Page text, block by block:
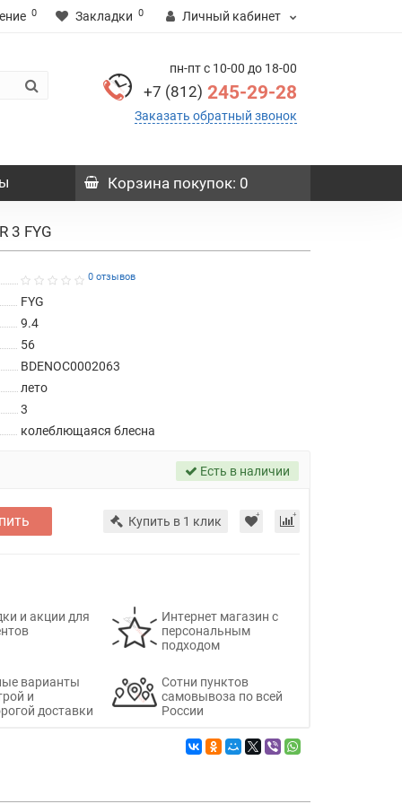
0 Закладки 0 Личный кабинет
пн-пт с 10-00 до 18-00
+7 (812) 245-29-28
Заказать обратный звонок
Корзина покупок: 0
3 FYG
0 отзывов
FYG
9.4
56
BDENOC0002063
лето
3
колеблющаяся блесна
Есть в наличии
Купить в 1 клик
и акции для
Интернет магазин с
персональным
подходом
варианты
и
доставки
Сотни пунктов
самовывоза по всей
России